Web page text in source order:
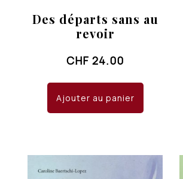
Des départs sans au
revoir
CHF 24.00
Ajouter au panier